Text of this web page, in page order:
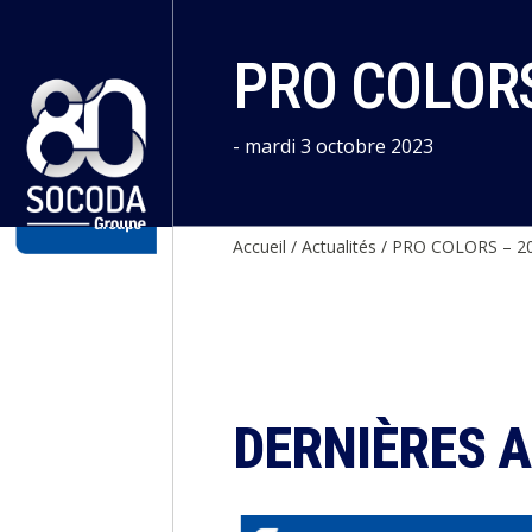
PRO
- mardi 3 octobre 2023
Accueil / Actualités / PRO COLORS –
DERNIÈRES